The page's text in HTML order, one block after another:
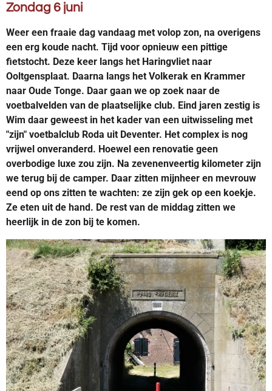
Zondag 6 juni
Weer een fraaie dag vandaag met volop zon, na overigens
een erg koude nacht. Tijd voor opnieuw een pittige
fietstocht. Deze keer langs het Haringvliet naar
Ooltgensplaat. Daarna langs het Volkerak en Krammer
naar Oude Tonge. Daar gaan we op zoek naar de
voetbalvelden van de plaatselijke club. Eind jaren zestig is
Wim daar geweest in het kader van een uitwisseling met
"zijn" voetbalclub Roda uit Deventer. Het complex is nog
vrijwel onveranderd. Hoewel een renovatie geen
overbodige luxe zou zijn. Na zevenenveertig kilometer zijn
we terug bij de camper. Daar zitten mijnheer en mevrouw
eend op ons zitten te wachten: ze zijn gek op een koekje.
Ze eten uit de hand. De rest van de middag zitten we
heerlijk in de zon bij te komen.